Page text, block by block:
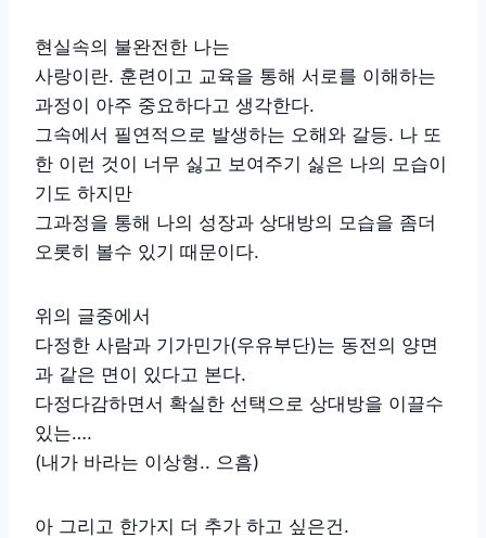
현실속의 불완전한 나는
사랑이란. 훈련이고 교육을 통해 서로를 이해하는
과정이 아주 중요하다고 생각한다.
그속에서 필연적으로 발생하는 오해와 갈등. 나 또
한 이런 것이 너무 싫고 보여주기 싫은 나의 모습이
기도 하지만
그과정을 통해 나의 성장과 상대방의 모습을 좀더
오롯히 볼수 있기 때문이다.
위의 글중에서
다정한 사람과 기가민가(우유부단)는 동전의 양면
과 같은 면이 있다고 본다.
다정다감하면서 확실한 선택으로 상대방을 이끌수
있는….
(내가 바라는 이상형.. 으흠)
아 그리고 한가지 더 추가 하고 싶은건.